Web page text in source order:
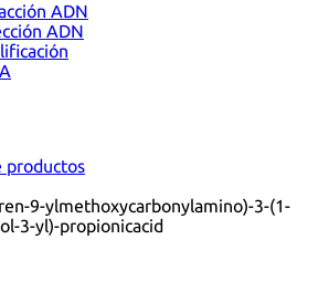
ADN
ADN
productos
9-ylmethoxycarbonylamino)-3-(1-
3-yl)-propionicacid